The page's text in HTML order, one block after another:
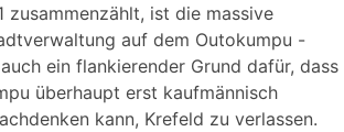
zusammenzählt, ist die massive
auf dem Outokumpu -
ein flankierender Grund dafür, dass
überhaupt erst kaufmännisch
kann, Krefeld zu verlassen.